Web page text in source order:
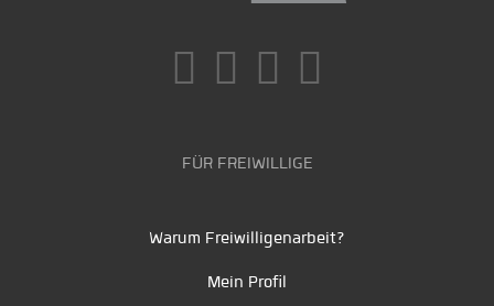
FÜR FREIWILLIGE
Warum Freiwilligenarbeit?
Mein Profil